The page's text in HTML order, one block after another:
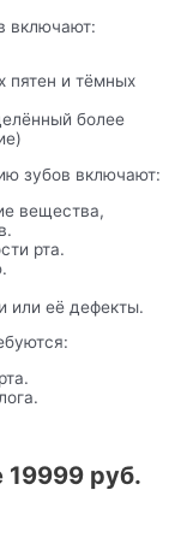
включают:
пятен и тёмных
более
зубов включают:
вещества,
рта.
или её дефекты.
19999 руб.